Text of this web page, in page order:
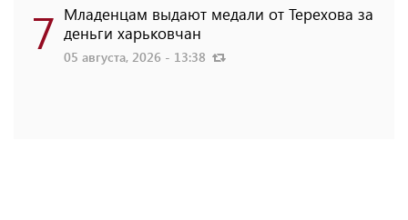
7 Младенцам выдают медали от Терехова за
деньги харьковчан
05 августа, 2026 - 13:38